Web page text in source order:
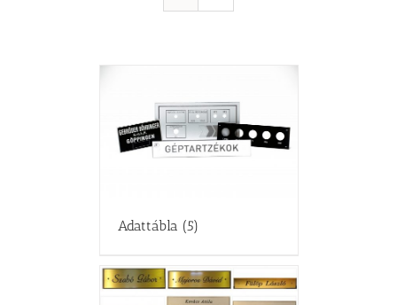
Adattábla (5)